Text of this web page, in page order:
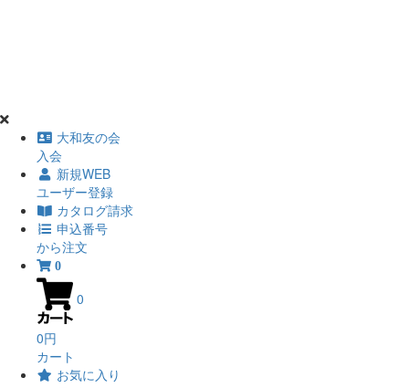
大和友の会
入会
新規WEB
ユーザー登録
カタログ請求
申込番号
から注文
0
0
0円
カート
お気に入り